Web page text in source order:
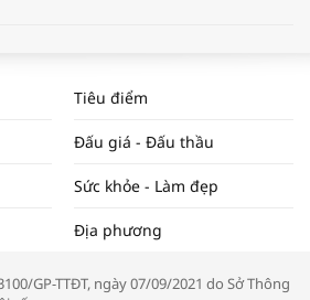
ĐẬP THỊ TRƯỜNG #62
Tọa đàm “Xúc tiến thương mại: Khơi
Tiêu điểm
Đấu giá - Đấu thầu
Sức khỏe - Làm đẹp
Địa phương
GP-TTĐT, ngày 07/09/2021 do Sở Thông